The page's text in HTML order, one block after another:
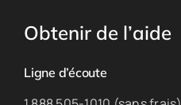
Obtenir de l’aide
Ligne d’écoute